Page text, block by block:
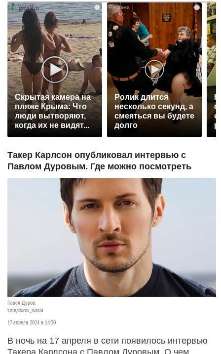
i
Скрытая камера на
пляже Крыма: Что
люди вытворяют,
когда их не видят...
Ролик длится
несколько секунд, а
смеяться вы будете
долго
Такер Карлсон опубликовал интервью с
Павлом Дуровым. Где можно посмотреть
Павел Дуров.
t.me/durov_russia
17 апреля 2024 в 14:30
В ночь на 17 апреля в сети появилось интервью
Такера Карлсона с Павлом Дуровым. О чем